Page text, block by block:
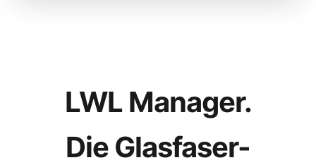
LWL Manager.
Die Glasfaser-